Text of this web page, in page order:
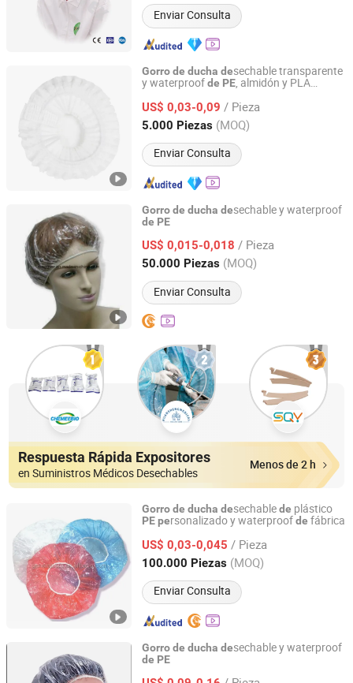
Enviar Consulta
Gorrode ducha desechable transparente
y waterproofde PE, almidón y PLA
US$ 0,03-0,09 / Pieza
5.000 Piezas (MOQ)
Enviar Consulta
Jiangsu Leju Cosmetics Co., Ltd.
Desde 2025
Gorrode ducha desechable y waterproof
de PE
US$ 0,015-0,018 / Pieza
50.000 Piezas (MOQ)
Enviar Consulta
Shanghai Best Medical Products Company Limited
Shanghai, China Desde 2013
Respuesta Rápida Expositores
en Suministros Médicos Desechables
Menos de 2 h
Gorrode ducha desechablede plástico
PEpersonalizado y waterproofde fábrica
US$ 0,03-0,045 / Pieza
100.000 Piezas (MOQ)
Enviar Consulta
Xiantao Generalcare Protection Products Co., Ltd.
Hubei, China Desde 2024
Gorrode ducha desechable y waterproof
de PE
Yishui Shenglong Plastic Products Co., Ltd.